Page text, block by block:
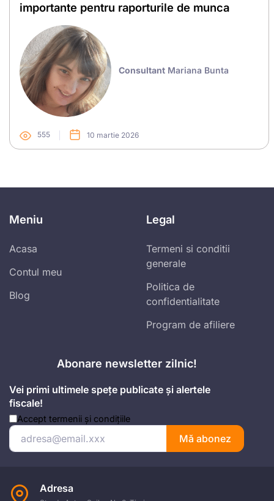
importante pentru raporturile de munca
Consultant Mariana Bunta
555 10 martie 2026
Meniu
Acasa
Contul meu
Blog
Legal
Termeni si conditii
generale
Politica de
confidentialitate
Program de afiliere
Abonare newsletter zilnic!
Vei primi ultimele spețe publicate și alertele
fiscale!
Accept termenii și condițiile
Mă abonez
Adresa